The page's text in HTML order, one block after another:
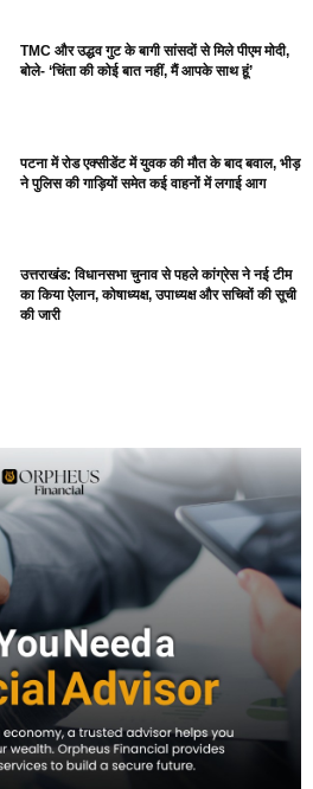
TMC और उद्धव गुट के बागी सांसदों से मिले पीएम मोदी,
बोले- ‘चिंता की कोई बात नहीं, मैं आपके साथ हूं’
पटना में रोड एक्सीडेंट में युवक की मौत के बाद बवाल, भीड़
ने पुलिस की गाड़ियों समेत कई वाहनों में लगाई आग
उत्तराखंड: विधानसभा चुनाव से पहले कांग्रेस ने नई टीम
का किया ऐलान, कोषाध्यक्ष, उपाध्यक्ष और सचिवों की सूची
की जारी